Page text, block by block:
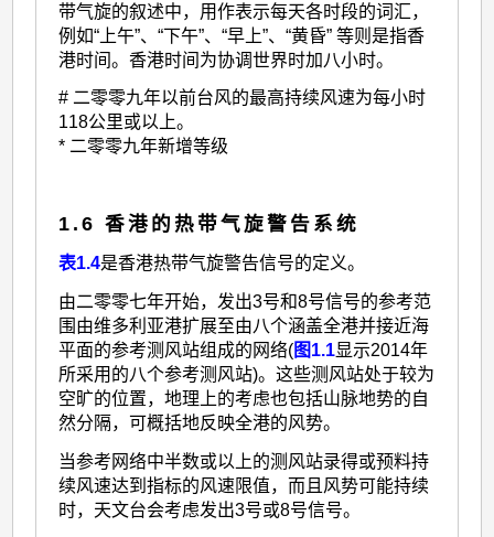
带气旋的叙述中，用作表示每天各时段的词汇，
例如“上午”、“下午”、“早上”、“黄昏” 等则是指香
港时间。香港时间为协调世界时加八小时。
# 二零零九年以前台风的最高持续风速为每小时
118公里或以上。
* 二零零九年新增等级
1.6 香港的热带气旋警告系统
表1.4是香港热带气旋警告信号的定义。
由二零零七年开始，发出3号和8号信号的参考范
围由维多利亚港扩展至由八个涵盖全港并接近海
平面的参考测风站组成的网络(图1.1显示2014年
所采用的八个参考测风站)。这些测风站处于较为
空旷的位置，地理上的考虑也包括山脉地势的自
然分隔，可概括地反映全港的风势。
当参考网络中半数或以上的测风站录得或预料持
续风速达到指标的风速限值，而且风势可能持续
时，天文台会考虑发出3号或8号信号。